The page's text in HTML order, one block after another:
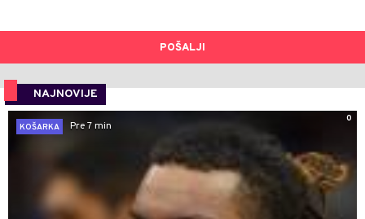
POŠALJI
NAJNOVIJE
0
KOŠARKA
Pre 7 min